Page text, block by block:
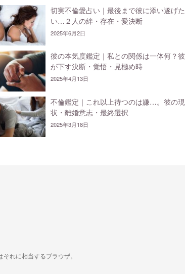
切実不倫愛占い｜最後まで彼に添い遂げた
い…２人の絆・存在・愛決断
2025年6月2日
彼の本気度鑑定｜私との関係は一体何？彼
が下す決断・覚悟・見極め時
2025年4月13日
不倫鑑定｜これ以上待つのは嫌…。彼の現
状・離婚意志・最終選択
2025年3月18日
れに相当するブラウザ。